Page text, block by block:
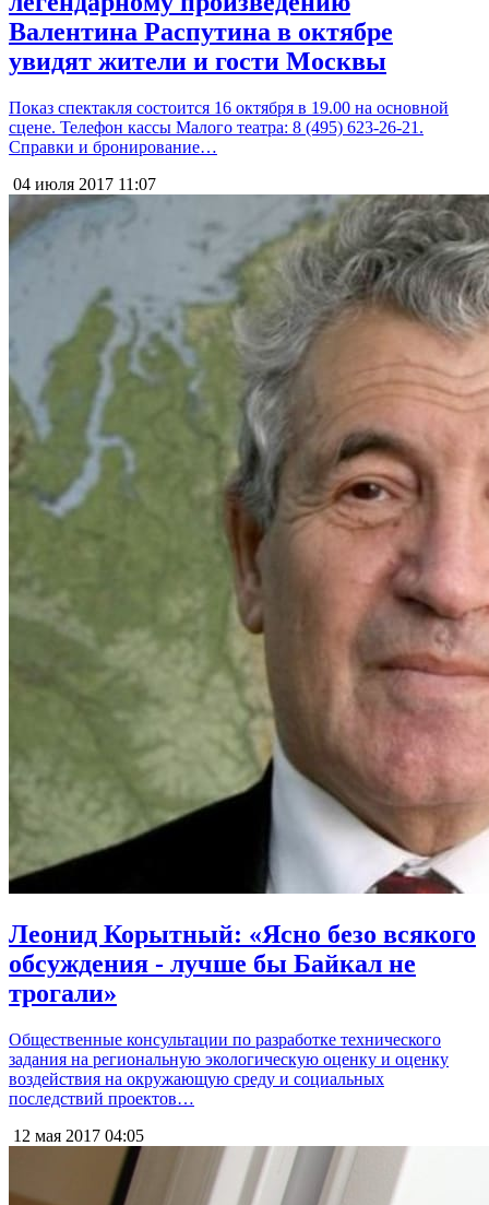
Валентина Распутина в октябре
увидят жители и гости Москвы
Показ спектакля состоится 16 октября в 19.00 на основной
сцене. Телефон кассы Малого театра: 8 (495) 623-26-21.
Справки и бронирование…
04 июля 2017 11:07
Леонид Корытный: «Ясно безо всякого
обсуждения - лучше бы Байкал не
трогали»
Общественные консультации по разработке технического
задания на региональную экологическую оценку и оценку
воздействия на окружающую среду и социальных
последствий проектов…
12 мая 2017 04:05